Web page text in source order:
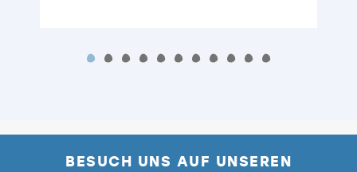
BESUCH UNS AUF UNSEREN